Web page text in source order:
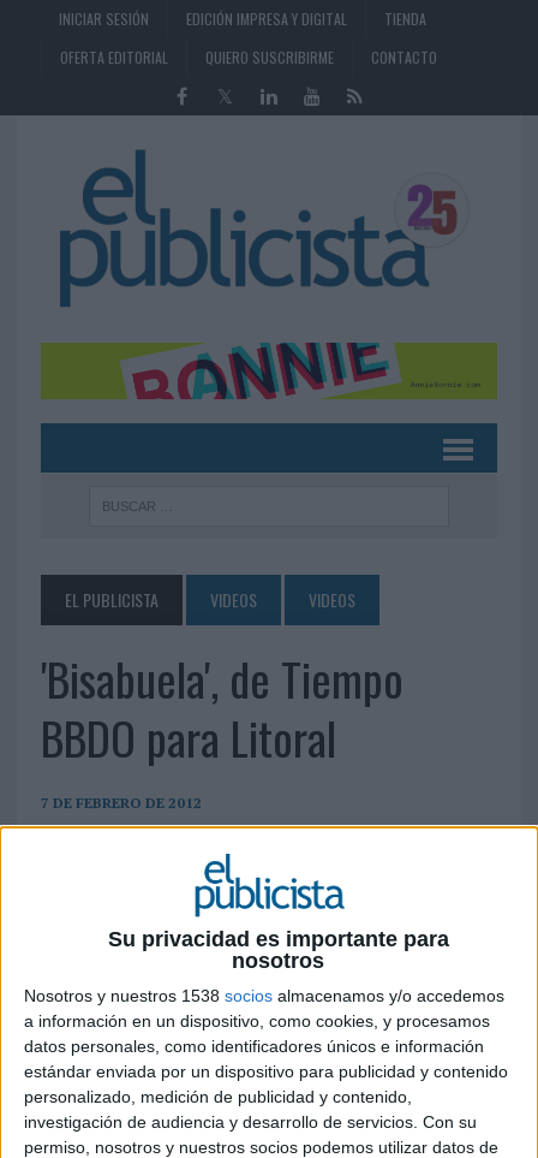
Su privacidad es importante para
nosotros
Nosotros y nuestros 1538 socios almacenamos y/o accedemos
a información en un dispositivo, como cookies, y procesamos
datos personales, como identificadores únicos e información
estándar enviada por un dispositivo para publicidad y contenido
personalizado, medición de publicidad y contenido,
investigación de audiencia y desarrollo de servicios. Con su
permiso, nosotros y nuestros socios podemos utilizar datos de
INICIAR SESIÓN EDICIÓN IMPRESA Y DIGITAL
TIENDA
OFERTA EDITORIAL
QUIERO SUSCRIBIRME CONTACTO
EL PUBLICISTA VIDEOS VIDEOS
'Bisabuela', de Tiempo
BBDO para Litoral
7 DE FEBRERO DE 2012